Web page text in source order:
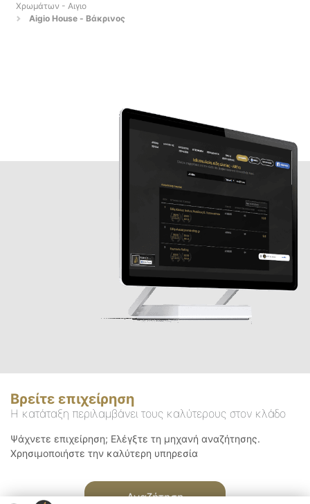
Χρωμάτων - Αιγιο
Aigio House - Βάκρινος
Βρείτε επιχείρηση
Η κατάταξη περιλαμβάνει τους καλύτερους στον κλάδο
Ψάχνετε επιχείρηση; Ελέγξτε τη μηχανή αναζήτησης.
Χρησιμοποιήστε την καλύτερη υπηρεσία
Αναζήτηση